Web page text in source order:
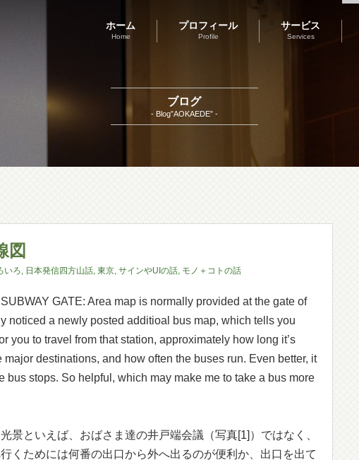
ホーム
Home
プロフィール
Profile
サービス
Services
ブログ
- Blog”AOKAEDE” -
図
いろ, 日本発信四方山話, 東京, サインやUIの話, モノ＋コトの話
GATE: Area map is normally provided at the gate of
noticed a newly posted additioal bus map, which tells you
you to travel from that station, approximately how long it’s
destinations, and how often the buses run. Even better, it
bus stops. So helpful, which may make me to take a bus more
景といえば、おばさま達の井戸端会議（写真[1]）ではなく、
くためには何番の出口から外へ出るのが便利か、出口を出て